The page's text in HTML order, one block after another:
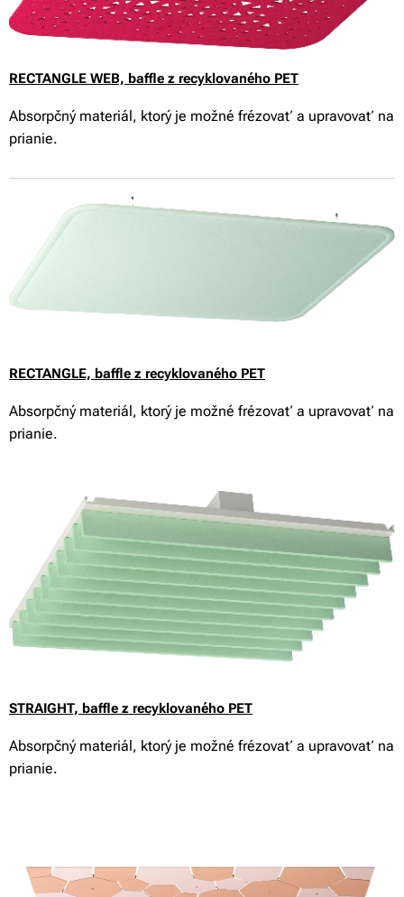
RECTANGLE WEB, baffle z recyklovaného PET
Absorpčný materiál, ktorý je možné frézovať a upravovať na
prianie.
RECTANGLE, baffle z recyklovaného PET
Absorpčný materiál, ktorý je možné frézovať a upravovať na
prianie.
STRAIGHT, baffle z recyklovaného PET
Absorpčný materiál, ktorý je možné frézovať a upravovať na
prianie.